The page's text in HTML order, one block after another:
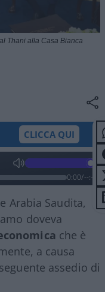
Thani alla Casa Bianca
CLICCA QUI
0:00/--:--
Arabia Saudita,
doveva
che è
a causa
assedio di